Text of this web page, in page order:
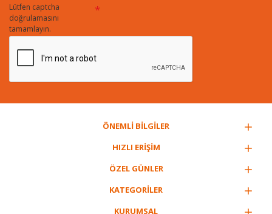
Lütfen captcha
doğrulamasını
tamamlayın.
ÖNEMLİ BİLGİLER
HIZLI ERİŞİM
ÖZEL GÜNLER
KATEGORİLER
KURUMSAL